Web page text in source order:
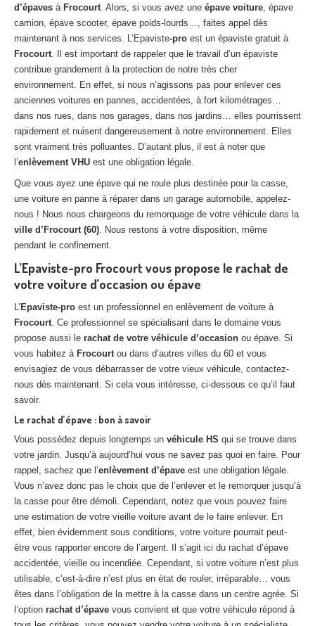
Centreagréé VHU 94 : casse auto avec destruction
Centreagréé VHU 95 : casse auto avec destruction
DOCUMENTSÀ JOINDRE
VÉHICULES
CONTACT
01 83 64 20 40
d’épaves à Frocourt. Alors, si vous avez une épave voiture, épave
camion, épave scooter, épave poids-lourds…, faites appel dès
maintenant à nos services. L’Epaviste-pro est un épaviste gratuit à
Frocourt. Il est important de rappeler que le travail d’un épaviste
contribue grandement à la protection de notre très cher
environnement. En effet, si nous n’agissons pas pour enlever ces
anciennes voitures en pannes, accidentées, à fort kilométrages…
dans nos rues, dans nos garages, dans nos jardins… elles pourrissent
rapidement et nuisent dangereusement à notre environnement. Elles
sont vraiment très polluantes. D’autant plus, il est à noter que
l’enlèvement VHU est une obligation légale.
Que vous ayez une épave qui ne roule plus destinée pour la casse,
une voiture en panne à réparer dans un garage automobile, appelez-
nous ! Nous nous chargeons du remorquage de votre véhicule dans la
ville d’Frocourt (60). Nous restons à votre disposition, même
pendant le confinement.
L’Epaviste-pro Frocourt vous propose le rachat de
votre voiture d’occasion ou épave
L’ Epaviste-pro est un professionnel en enlèvement de voiture à
Frocourt. Ce professionnel se spécialisant dans le domaine vous
propose aussi le rachat de votre véhicule d’occasion ou épave. Si
vous habitez à Frocourtou dans d’autres villes du 60 et vous
envisagiez de vous débarrasser de votre vieux véhicule, contactez-
nous dès maintenant. Si cela vous intéresse, ci-dessous ce qu’il faut
savoir.
Le rachat d’épave : bon à savoir
Vous possédez depuis longtemps un véhicule HS qui se trouve dans
votre jardin. Jusqu’à aujourd’hui vous ne savez pas quoi en faire. Pour
rappel, sachez que l’enlèvement d’épave est une obligation légale.
Vous n’avez donc pas le choix que de l’enlever et le remorquer jusqu’à
la casse pour être démoli. Cependant, notez que vous pouvez faire
une estimation de votre vieille voiture avant de le faire enlever. En
effet, bien évidemment sous conditions, votre voiture pourrait peut-
être vous rapporter encore de l’argent. Il s’agit ici du rachat d’épave
accidentée, vieille ou incendiée. Cependant, si votre voiture n’est plus
utilisable, c’est-à-dire n’est plus en état de rouler, irréparable… vous
êtes dans l’obligation de la mettre à la casse dans un centre agrée. Si
l’option rachat d’épave vous convient et que votre véhicule répond à